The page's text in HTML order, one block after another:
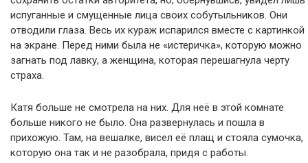
испуганные и смущенные лица своих собутыльников. Они
отводили глаза. Весь их кураж испарился вместе с картинкой
на экране. Перед ними была не «истеричка», которую можно
загнать под лавку, а женщина, которая перешагнула черту
страха.
Катя больше не смотрела на них. Для неё в этой комнате
больше никого не было. Она развернулась и пошла в
прихожую. Там, на вешалке, висел её плащ и стояла сумочка,
которую она так и не разобрала, придя с работы.